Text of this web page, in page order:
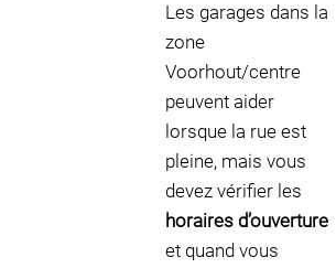
Les garages dans la
zone
Voorhout/centre
peuvent aider
lorsque la rue est
pleine, mais vous
devez vérifier les
horaires d’ouverture
et quand vous